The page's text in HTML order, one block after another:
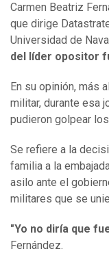
Carmen Beatriz
que dirige
Universidad de
del líder opositor
En su opinión, más
militar, durante esa
pudieron golpear
Se refiere a la
familia a la
asilo ante el
militares que se
"Yo no diría que
Fernández.